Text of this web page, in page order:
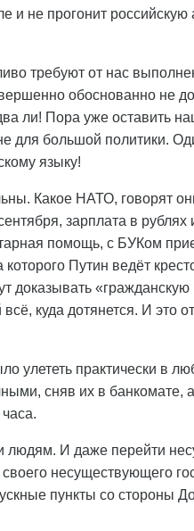
и не прогонит
требуют от нас
обоснованно не
ли! Пора уже оставить
для большой политики.
языку!
Какое НАТО, говорят
зарплата в
помощь, с БУКом
Путин ведёт
доказывать
куда дотянется. И это
улететь практически в
сняв их в банкомате,
людям. И даже перейти
несуществующего
пункты со стороны